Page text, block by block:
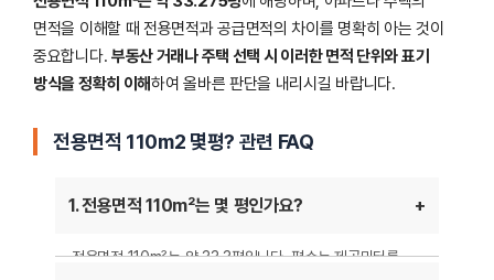
면적을 이해할 때 전용면적과 공급면적의 차이를 명확히 아는 것이
중요합니다. 부동산 거래나 주택 선택 시 이러한 면적 단위와 표기
방식을 정확히 이해하여 올바른 판단을 내리시길 바랍니다.
전용면적 110m2 몇평? 관련 FAQ
1. 전용면적 110m²는 몇 평인가요?
전용면적 110m²는 약 33.3평입니다. 평수는 제곱미터를